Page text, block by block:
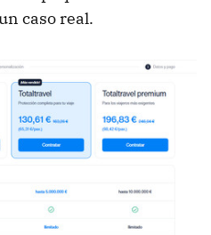
caso real.